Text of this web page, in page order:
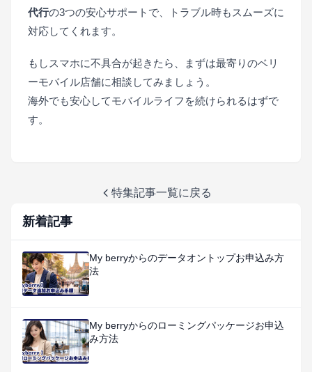
代行の3つの安心サポートで、トラブル時もスムーズに
対応してくれます。
もしスマホに不具合が起きたら、まずは最寄りのベリ
ーモバイル店舗に相談してみましょう。
海外でも安心してモバイルライフを続けられるはずで
す。
特集記事一覧に戻る
新着記事
My berryからのデータオントップお申込み方
法
My berryからのローミングパッケージお申込
み方法